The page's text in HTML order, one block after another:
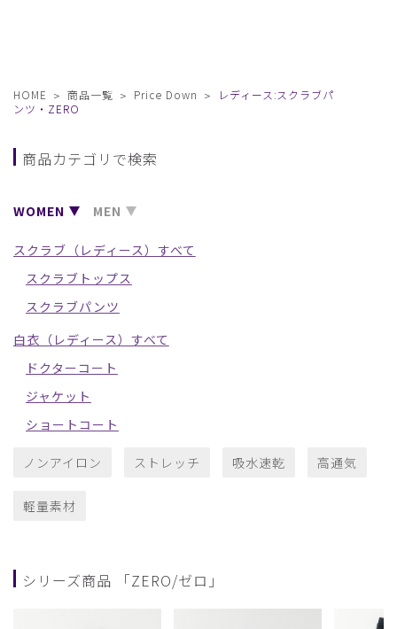
HOME 商品一覧 Price Down
レディース:スクラブパ
ンツ・ZERO
商品カテゴリで検索
WOMEN MEN
スクラブ（レディース）すべて
スクラブトップス
スクラブパンツ
白衣（レディース）すべて
ドクターコート
ジャケット
ショートコート
ノンアイロン ストレッチ 吸水速乾 高通気
軽量素材
シリーズ商品 「ZERO/ゼロ」